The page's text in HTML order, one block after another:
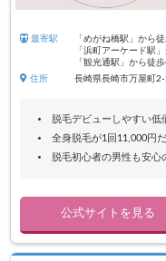
最寄駅
「めがね橋駅」から
「浜町アーケード駅
「観光通駅」から徒
住所
長崎県長崎市万屋町
脱毛デビューしやすい低
全身脱毛が1回11,000円
脱毛初心者の男性も安心
公式サイトを見る